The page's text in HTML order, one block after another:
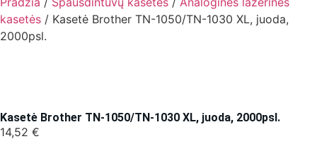
kasetės / Kasetė Brother TN-1050/TN-1030 XL, juoda,
2000psl.
Kasetė Brother TN-1050/TN-1030 XL, juoda, 2000psl.
14,52 €